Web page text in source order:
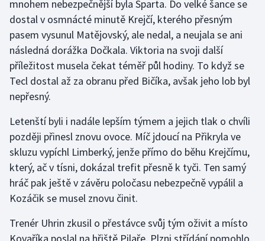
Triatlon
Veslování
Vodní slalom
Volejbal
Ostatní
mnohem nebezpečnější byla Sparta. Do velké šance se
dostal v osmnácté minutě Krejčí, kterého přesným
pasem vysunul Matějovský, ale nedal, a neujala se ani
následná dorážka Dočkala. Viktoria na svoji další
příležitost musela čekat téměř půl hodiny. To když se
Tecl dostal až za obranu před Bičíka, avšak jeho lob byl
nepřesný.
Letenští byli i nadále lepším týmem a jejich tlak o chvíli
později přinesl znovu ovoce. Míč jdoucí na Přikryla ve
skluzu vypíchl Limberký, jenže přímo do běhu Krejčímu,
který, ač v tísni, dokázal trefit přesně k tyči. Ten samý
hráč pak ještě v závěru poločasu nebezpečně vypálil a
Kozáčik se musel znovu činit.
Trenér Uhrin zkusil o přestávce svůj tým oživit a místo
Kovaříka poslal na hřiště Pilaře. Plzni střídání pomohlo